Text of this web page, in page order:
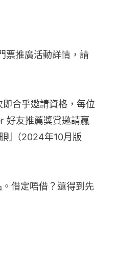
票推廣活動詳情，請
合乎邀請資格，每位
好友推薦獎賞邀請贏
則（2024年10月版
借定唔借？還得到先